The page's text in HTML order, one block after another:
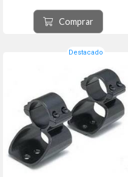
Comprar
Destacado